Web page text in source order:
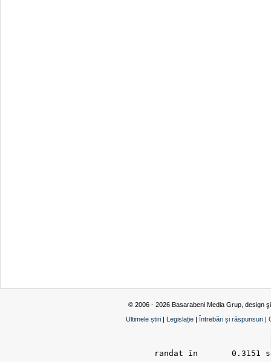
© 2006 - 2026 Basarabeni Media Grup, design
Ultimele știri | Legislație | Întrebări și răspunsuri |
randat în